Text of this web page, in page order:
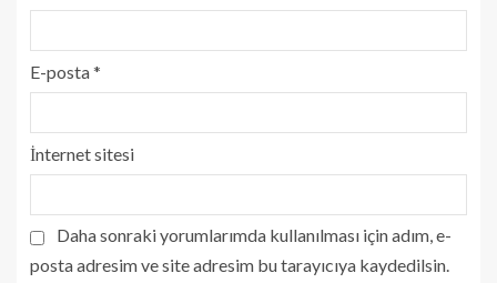
E-posta*
İnternet sitesi
Daha sonraki yorumlarımda kullanılması için adım, e-
posta adresim ve site adresim bu tarayıcıya kaydedilsin.